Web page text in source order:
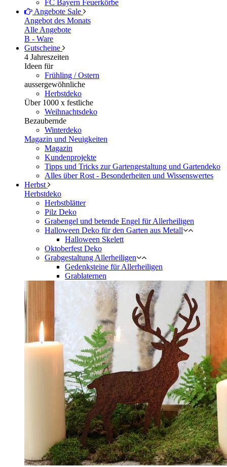
FC Bayern Feuerkörbe
Angebote Sale
Angebot des Monats
Alle Angebote
B - Ware
Gutscheine
4 Jahreszeiten
Ideen für
Frühling / Ostern
aussergewöhnliche
Herbstdeko
Über 1000 x festliche
Weihnachtsdeko
Bezaubernde
Winterdeko
Magazin und Neuigkeiten
Magazin
Kundenprojekte
Tipps und Tricks zur Gartengestaltung und Gartendeko
Alles über Rost - Besonderheiten und Wissenswertes
Herbst
Herbstdeko
Herbstblätter
Pilz Deko
Grabengel und betende Engel für Allerheiligen
Halloween Deko für den Garten aus Metall
Halloween Skelett
Oktoberfest Deko
Grabgestaltung Allerheiligen
Gedenksteine für Allerheiligen
Grablaternen